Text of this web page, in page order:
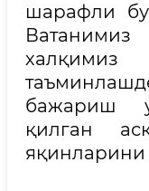
шарафли
бажариш
қилган